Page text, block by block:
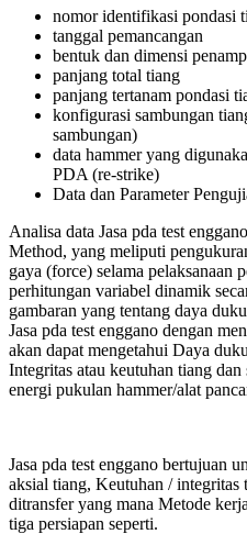
nomor identifikasi pondasi
tanggal pemancangan
bentuk dan dimensi
panjang total tiang
panjang tertanam pondasi
konfigurasi sambungan
sambungan)
data hammer yang
PDA (re-strike)
Data dan Parameter
Analisa data Jasa pda test
Method, yang meliputi
gaya (force) selama pelaksanaan
perhitungan variabel dinamik
gambaran yang tentang daya
Jasa pda test enggano dengan
akan dapat mengetahui Daya
Integritas atau keutuhan tiang
energi pukulan hammer/alat
Jasa pda test enggano bertujuan
aksial tiang, Keutuhan /
ditransfer yang mana Metode
tiga persiapan seperti.